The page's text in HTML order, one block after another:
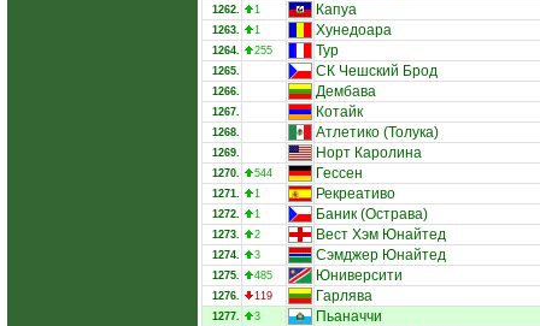
1262. 1 Капуа
1263. 1 Хунедоара
1264. 255 Тур
1265. СК Чешский Брод
1266. Дембава
1267. Котайк
1268. Атлетико (Толука)
1269. Норт Каролина
1270. 544 Гессен
1271. 1 Рекреативо
1272. 1 Баник (Острава)
1273. 2 Вест Хэм Юнайтед
1274. 3 Сэмджер Юнайтед
1275. 485 Юниверсити
1276. 119 Гарлява
1277. 3 Пьаначчи